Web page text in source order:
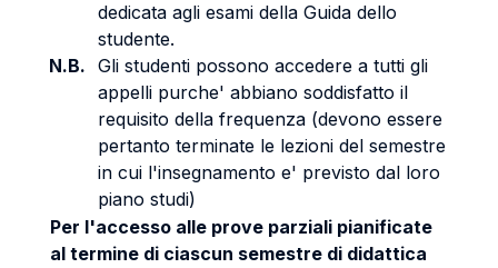
dedicata agli esami della Guida dello
studente.
N.B. Gli studenti possono accedere a tutti gli
appelli purche' abbiano soddisfatto il
requisito della frequenza (devono essere
pertanto terminate le lezioni del semestre
in cui l'insegnamento e' previsto dal loro
piano studi)
Per l'accesso alle prove parziali pianificate
al termine di ciascun semestre di didattica